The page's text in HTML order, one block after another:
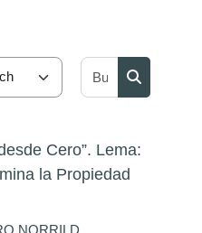
Buscar
Cero”. Lema:
la Propiedad
NORRILD